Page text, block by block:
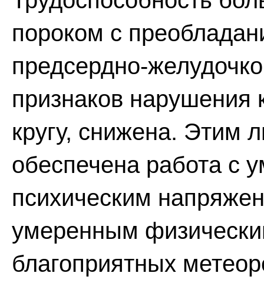
пороком с
предсердно-
признаков
кругу, снижена. Этим
обеспечена работа с
психическим
умеренным
благоприятных